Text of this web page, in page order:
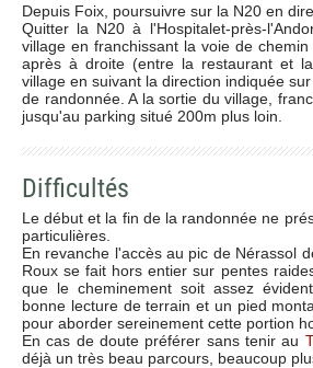
Depuis Foix, poursuivre sur la N20 en
Quitter la N20 à l'Hospitalet-près-
village en franchissant la voie de
après à droite (entre la restaurant et
village en suivant la direction indiquée
de randonnée. A la sortie du village,
jusqu'au parking situé 200m plus loin.
Difficultés
Le début et la fin de la randonnée ne
particulières.
En revanche l'accès au pic de Nérassol
Roux se fait hors entier sur pentes
que le cheminement soit assez
bonne lecture de terrain et un pied
pour aborder sereinement cette portion
En cas de doute préférer sans tenir au
déjà un très beau parcours, beaucoup